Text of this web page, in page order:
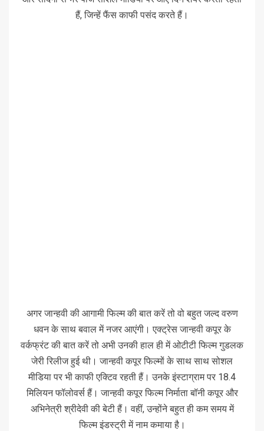
हैं, जिन्हें फैंस काफी पसंद करते हैं।
अगर जान्हवी की आगामी फिल्म की बात करें तो वो बहुत जल्द वरुण
धवन के साथ बवाल में नजर आएंगी। एक्ट्रेस जान्हवी कपूर के
वर्कफ्रंट की बात करें तो अभी उनकी हाल ही में ओटीटी फिल्म गुडलक
जेरी रिलीज हुई थी। जान्हवी कपूर फिल्मों के साथ साथ सोशल
मीडिया पर भी काफी एक्टिव रहती हैं। उनके इंस्टाग्राम पर 18.4
मिलियन फॉलोवर्स हैं। जान्हवी कपूर फिल्म निर्माता बॉनी कपूर और
अभिनेत्री श्रीदेवी की बेटी हैं। वहीं, उन्होंने बहुत ही कम समय में
फिल्म इंडस्ट्री में नाम कमाया है।